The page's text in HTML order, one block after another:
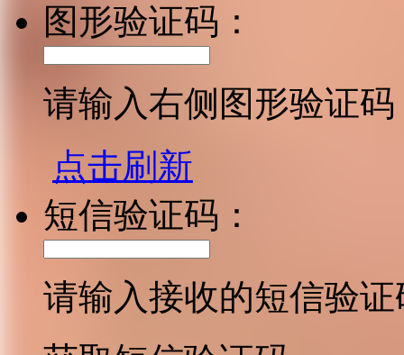
图形验证码：
请输入右侧图形验证码
点击刷新
短信验证码：
请输入接收的短信验证